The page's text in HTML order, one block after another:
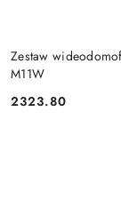
Zestaw
M11W
Cena:
2323.80